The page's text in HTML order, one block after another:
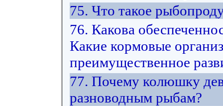
75. Что такое
76. Какова
Какие кормовые
преимущественное
77. Почему колюшку
разноводным рыбам?